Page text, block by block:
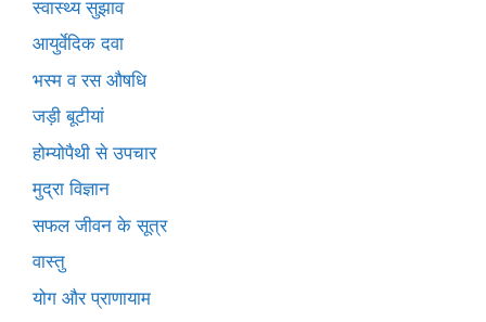
स्वास्थ्य सुझाव
आयुर्वेदिक दवा
भस्म व रस औषधि
जड़ी बूटीयां
होम्योपैथी से उपचार
मुद्रा विज्ञान
सफल जीवन के सूत्र
वास्तु
योग और प्राणायाम